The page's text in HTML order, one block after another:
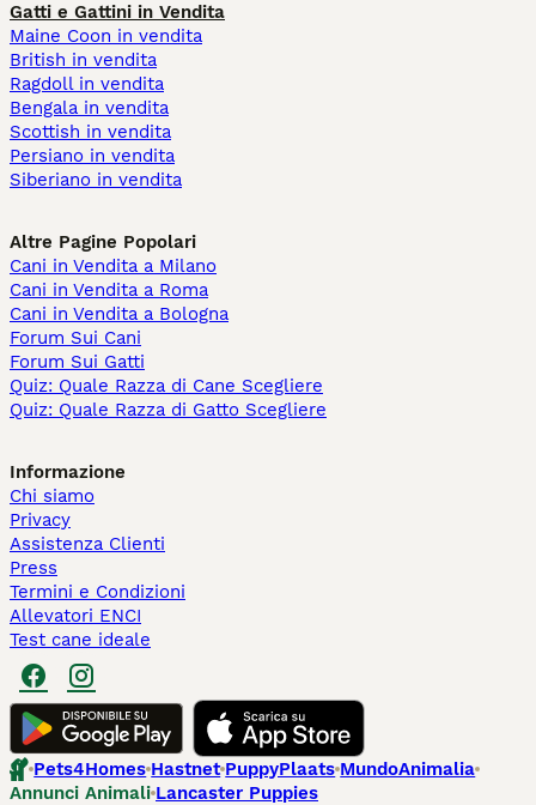
Gatti e Gattini in Vendita
Maine Coon in vendita
British in vendita
Ragdoll in vendita
Bengala in vendita
Scottish in vendita
Persiano in vendita
Siberiano in vendita
Altre Pagine Popolari
Cani in Vendita a Milano
Cani in Vendita a Roma
Cani in Vendita a Bologna
Forum Sui Cani
Forum Sui Gatti
Quiz: Quale Razza di Cane Scegliere
Quiz: Quale Razza di Gatto Scegliere
Informazione
Chi siamo
Privacy
Assistenza Clienti
Press
Termini e Condizioni
Allevatori ENCI
Test cane ideale
Pets4Homes Hastnet PuppyPlaats MundoAnimalia
Annunci Animali Lancaster Puppies